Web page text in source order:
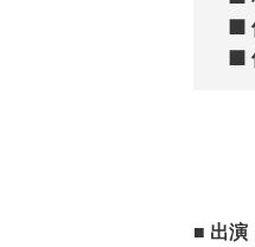
■
■ 出